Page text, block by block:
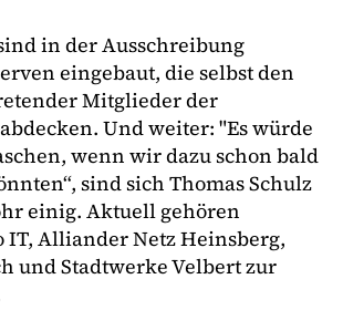
in der Ausschreibung
eingebaut, die selbst den
Mitglieder der
Und weiter: "Es würde
wenn wir dazu schon bald
sind sich Thomas Schulz
einig. Aktuell gehören
IT, Alliander Netz Heinsberg,
und Stadtwerke Velbert zur